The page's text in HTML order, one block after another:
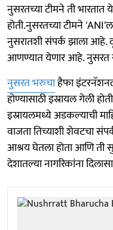
नुसरतच्या टीमने ती
होती.नुसरतच्या टीमने
नुसरातशी संपर्क झाला आहे.
आणण्यात येणार आहे.
नुसरत भरुचाहैफा
होण्यासाठी इस्रायल गेली
इस्रायलमध्ये अडकल्याची
वाजता तिच्याशी शेवटचा
आश्रय घेतला होता आणि ती
देशातल्या नागरिकांना